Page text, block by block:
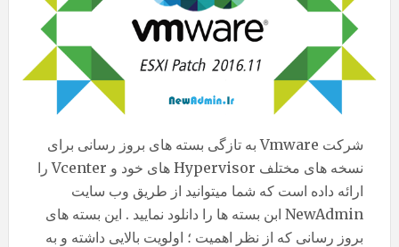
شرکت Vmware به تازگی بسته های بروز رسانی برای
نسخه های مختلف Hypervisor های خود و Vcenter را
ارائه داده است که شما میتوانید از طریق وب سایت
NewAdmin ابن بسته ها را دانلود نمایید . این بسته های
بروز رسانی که از نظر اهمیت ؛ اولویت بالایی داشته و به